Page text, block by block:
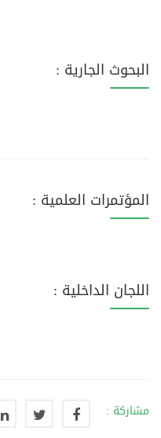
البحوث الجارية :
المؤتمرات العلمية :
اللجان الداخلية :
مشاركة :